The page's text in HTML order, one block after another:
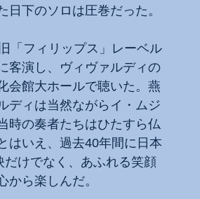
下のソロは圧巻だった。
「フィリップス」レーベル
客演し、ヴィヴァルディの
会館大ホールで聴いた。燕
ディは当然ながらイ・ムジ
時の奏者たちはひたすら仏
はいえ、過去40年間に日本
けでなく、あふれる笑顔
ら楽しんだ。